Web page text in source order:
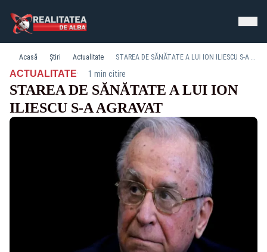
Acasă Știri Actualitate STAREA DE SĂNĂTATE A LUI ION ILIESCU S-A AGRAVAT
ACTUALITATE· 1 min citire
STAREA DE SĂNĂTATE A LUI ION
ILIESCU S-A AGRAVAT